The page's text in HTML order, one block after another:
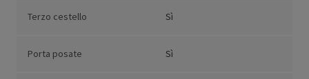
Terzo cestello Sì
Porta posate Sì